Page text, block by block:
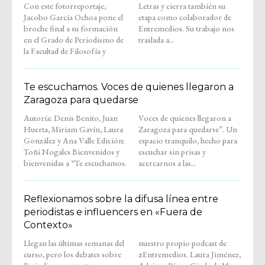
Con este fotorreportaje,
Jacobo García Ochoa pone el
broche final a su formación
en el Grado de Periodismo de
la Facultad de Filosofía y
Letras y cierra también su
etapa como colaborador de
Entremedios. Su trabajo nos
traslada a...
Te escuchamos. Voces de quienes llegaron a
Zaragoza para quedarse
Autoría: Denis Benito, Juan
Huerta, Miriam Gavín, Laura
González y Ana Valle Edición:
Toñi Nogales Bienvenidos y
bienvenidas a “Te escuchamos.
Voces de quienes llegaron a
Zaragoza para quedarse”. Un
espacio tranquilo, hecho para
escuchar sin prisas y
acercarnos a las...
Reflexionamos sobre la difusa línea entre
periodistas e influencers en «Fuera de
Contexto»
Llegan las últimas semanas del
curso, pero los debates sobre
nuestro propio podcast de
#Entremedios. Laura Jiménez,